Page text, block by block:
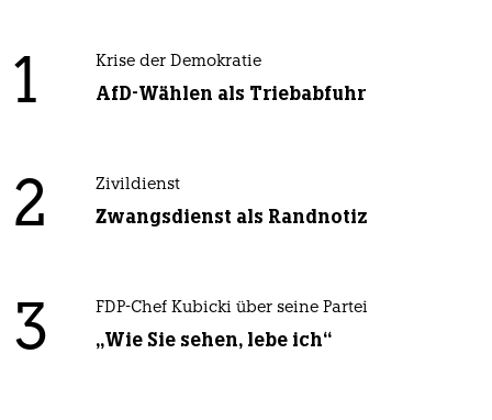
1 Krise der Demokratie
AfD-Wählen als Triebabfuhr
2 Zivildienst
Zwangsdienst als Randnotiz
3 FDP-Chef Kubicki über seine Partei
„Wie Sie sehen, lebe ich“